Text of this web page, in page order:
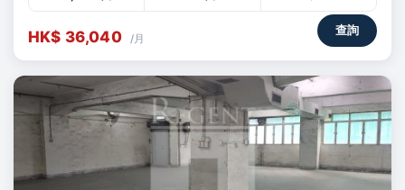
HK$ 36,040 /月
查詢